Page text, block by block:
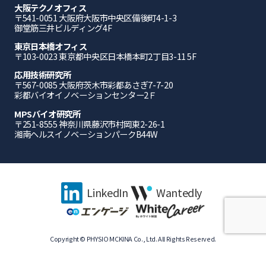
大阪テクノオフィス
〒541-0051 ⼤阪府⼤阪市中央区備後町4-1-3
御堂筋三井ビルディング4F
東京日本橋オフィス
〒103-0023 東京都中央区日本橋本町2丁目3-11 5F
応⽤技術研究所
〒567-0085 ⼤阪府茨⽊市彩都あさぎ7-7-20
彩都バイオイノベーションセンター2Ｆ
MPSバイオ研究所
〒251-8555 神奈川県藤沢市村岡東2-26-1
湘南ヘルスイノベーションパークB44W
LinkedIn Wantedly
Copyright © PHYSIO MCKINA Co., Ltd. All Rights Reserved.